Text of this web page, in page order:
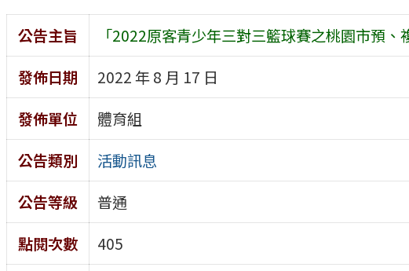
公告主旨
「2022原客青少年三對三籃球賽之桃園市預、
發佈日期
2022 年 8 月 17 日
發佈單位
體育組
公告類別
活動訊息
公告等級
普通
點閱次數
405